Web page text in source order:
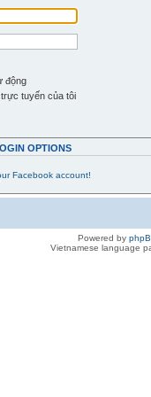
động
tuyến của tôi
OPTIONS
Powered by
Vietnamese language